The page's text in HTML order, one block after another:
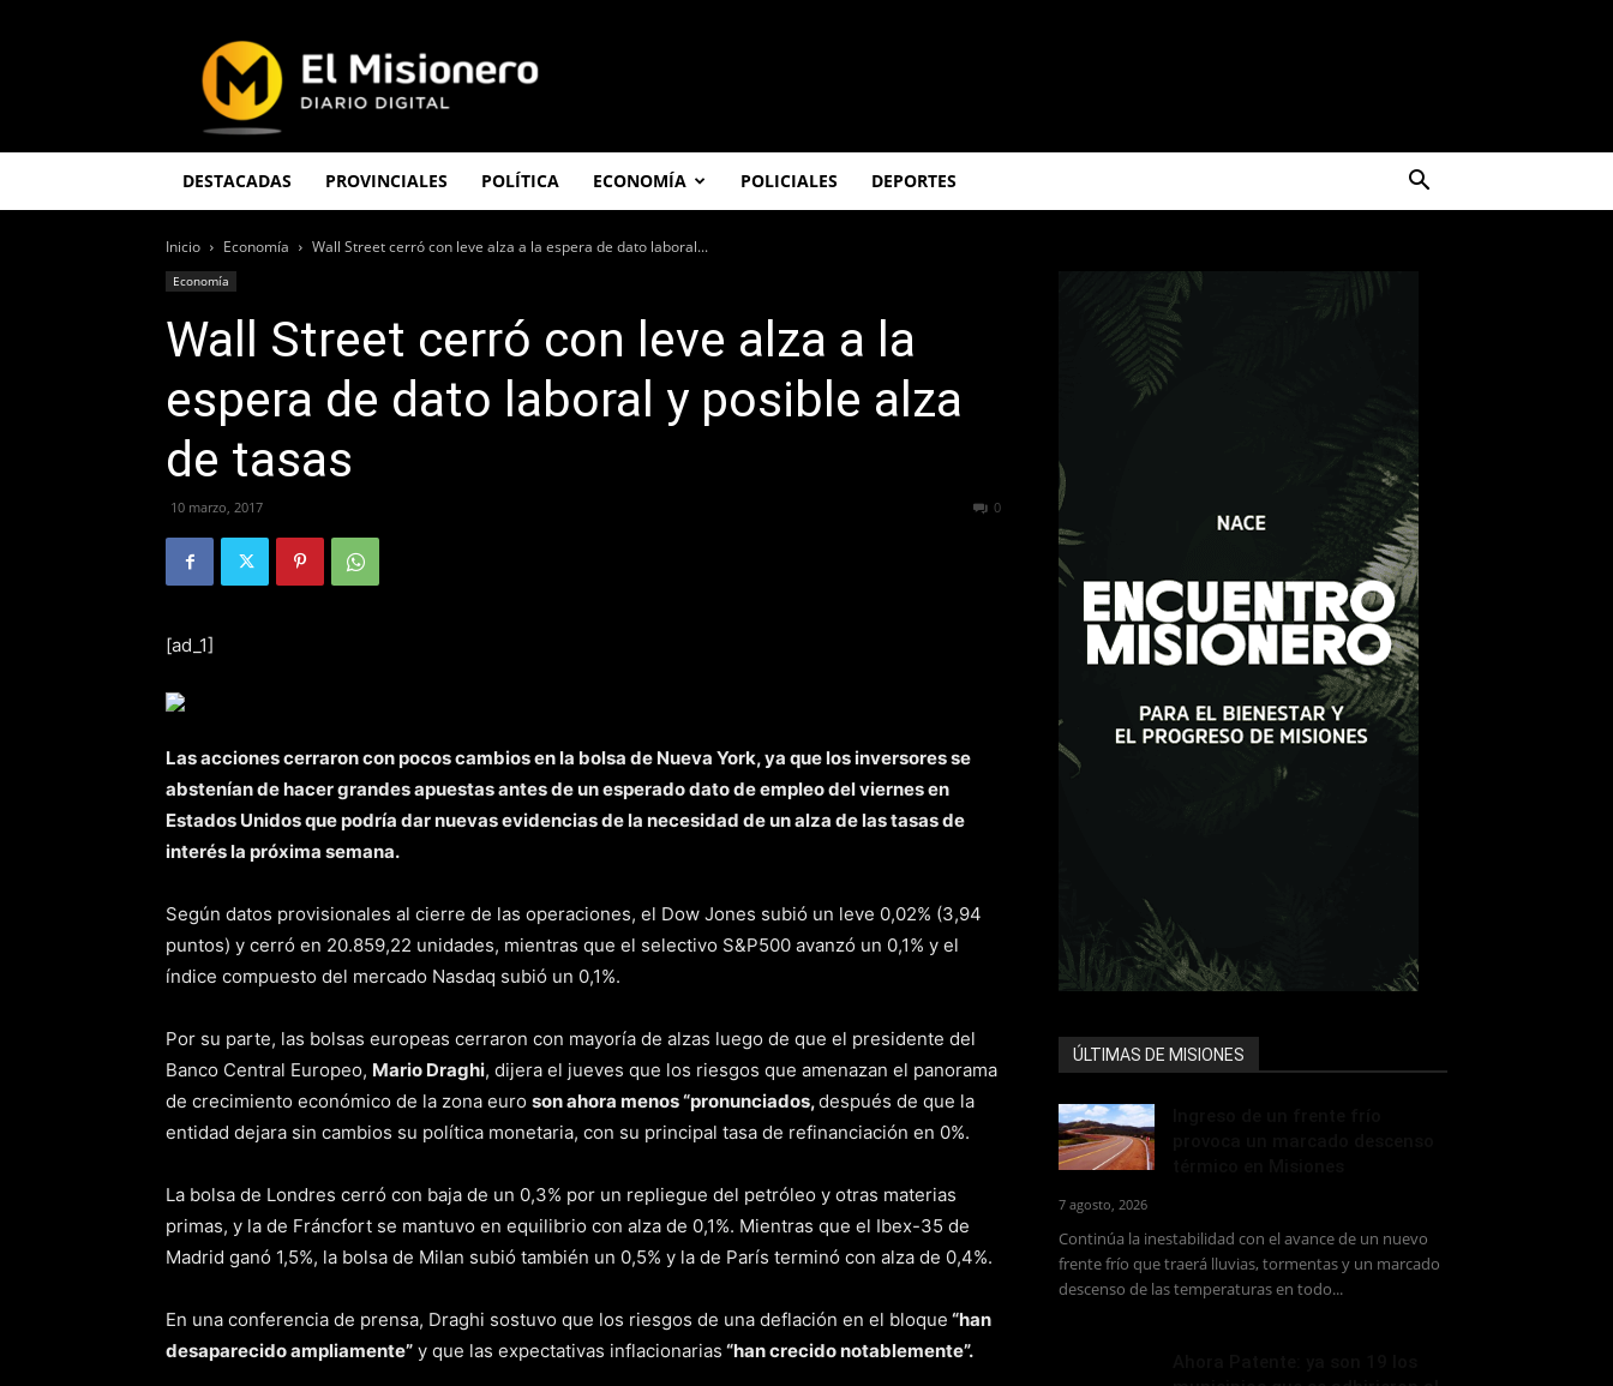
Misionero
DESTACADAS PROVINCIALES POLÍTICA ECONOMÍA POLICIALES DEPORTES
Inicio Economía Wall Street cerró con leve alza a la espera de dato laboral...
Economía
Wall Street cerró con leve alza a la
espera de dato laboral y posible alza
de tasas
10 marzo, 2017 0
[ad_1]
Las acciones cerraron con pocos cambios en la bolsa de Nueva York, ya que los inversores se
abstenían de hacer grandes apuestas antes de un esperado dato de empleo del viernes en
Estados Unidos que podría dar nuevas evidencias de la necesidad de un alza de las tasas de
interés la próxima semana.
Según datos provisionales al cierre de las operaciones, el Dow Jones subió un leve 0,02% (3,94
puntos) y cerró en 20.859,22 unidades, mientras que el selectivo S&P500 avanzó un 0,1% y el
índice compuesto del mercado Nasdaq subió un 0,1%.
Por su parte, las bolsas europeas cerraron con mayoría de alzas luego de que el presidente del
Banco Central Europeo, Mario Draghi, dijera el jueves que los riesgos que amenazan el panorama
de crecimiento económico de la zona euro son ahora menos “pronunciados,después de que la
entidad dejara sin cambios su política monetaria, con su principal tasa de refinanciación en 0%.
La bolsa de Londres cerró con baja de un 0,3% por un repliegue del petróleo y otras materias
primas, y la de Fráncfort se mantuvo en equilibrio con alza de 0,1%. Mientras que el Ibex-35 de
Madrid ganó 1,5%, la bolsa de Milan subió también un 0,5% y la de París terminó con alza de 0,4%.
En una conferencia de prensa, Draghi sostuvo que los riesgos de una deflación en el bloque “han
desaparecido ampliamente” y que las expectativas inflacionarias “han crecido notablemente”.
ÚLTIMAS DE MISIONES
7 agosto, 2026
Continúa la inestabilidad con el avance de un nuevo
frente frío que traerá lluvias, tormentas y un marcado
descenso de las temperaturas en todo...